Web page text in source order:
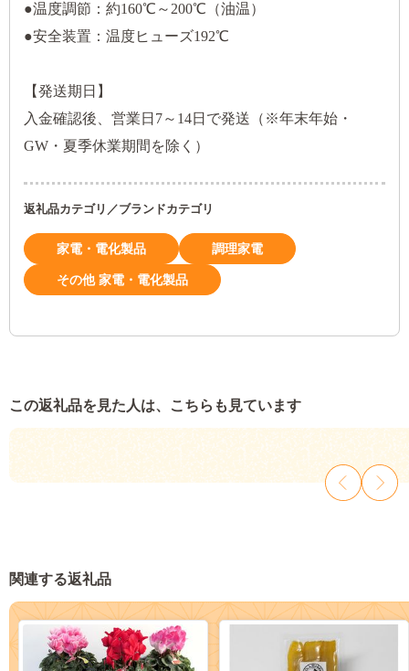
●温度調節：約160℃～200℃（油温）
●安全装置：温度ヒューズ192℃
【発送期日】
入金確認後、営業日7～14日で発送（※年末年始・
GW・夏季休業期間を除く）
返礼品カテゴリ／ブランドカテゴリ
家電・電化製品 調理家電
その他 家電・電化製品
この返礼品を見た人は、こちらも見ています
関連する返礼品